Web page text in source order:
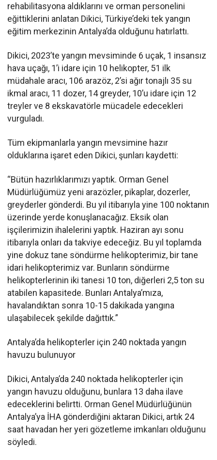
rehabilitasyona aldıklarını ve orman personelini
eğittiklerini anlatan Dikici, Türkiye’deki tek yangın
eğitim merkezinin Antalya’da olduğunu hatırlattı.
Dikici, 2023’te yangın mevsiminde 6 uçak, 1 insansız
hava uçağı, 1’i idare için 10 helikopter, 51 ilk
müdahale aracı, 106 arazöz, 2’si ağır tonajlı 35 su
ikmal aracı, 11 dozer, 14 greyder, 10’u idare için 12
treyler ve 8 ekskavatörle mücadele edecekleri
vurguladı.
Tüm ekipmanlarla yangın mevsimine hazır
olduklarına işaret eden Dikici, şunları kaydetti:
“Bütün hazırlıklarımızı yaptık. Orman Genel
Müdürlüğümüz yeni arazözler, pikaplar, dozerler,
greyderler gönderdi. Bu yıl itibarıyla yine 100 noktanın
üzerinde yerde konuşlanacağız. Eksik olan
işçilerimizin ihalelerini yaptık. Haziran ayı sonu
itibarıyla onları da takviye edeceğiz. Bu yıl toplamda
yine dokuz tane söndürme helikopterimiz, bir tane
idari helikopterimiz var. Bunların söndürme
helikopterlerinin iki tanesi 10 ton, diğerleri 2,5 ton su
atabilen kapasitede. Bunları Antalya’mıza,
havalandıktan sonra 10-15 dakikada yangına
ulaşabilecek şekilde dağıttık.”
Antalya’da helikopterler için 240 noktada yangın
havuzu bulunuyor
Dikici, Antalya’da 240 noktada helikopterler için
yangın havuzu olduğunu, bunlara 13 daha ilave
edeceklerini belirtti. Orman Genel Müdürlüğünün
Antalya’ya İHA gönderdiğini aktaran Dikici, artık 24
saat havadan her yeri gözetleme imkanları olduğunu
söyledi.